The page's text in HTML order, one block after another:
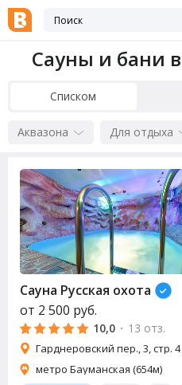
Сауны и бани
Списком
Аквазона Для отдыха
Сауна Русская охота
от 2 500 руб.
10,0 · 13 отз.
Гарднеровский пер., 3, стр. 4
метро Бауманская (654м)